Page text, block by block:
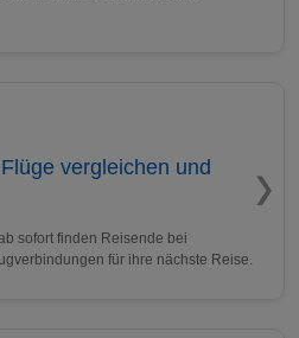
vergleichen und
sofort finden Reisende bei
für ihre nächste Reise.